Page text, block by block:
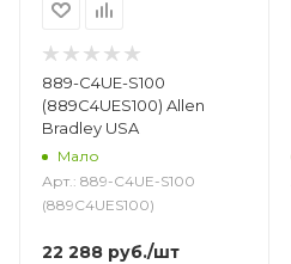
889-C4UE-S100
(889C4UES100) Allen
Bradley USA
Мало
Арт.: 889-C4UE-S100
(889C4UES100)
22 288 руб./шт